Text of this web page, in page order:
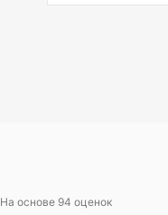
На основе 94 оценок